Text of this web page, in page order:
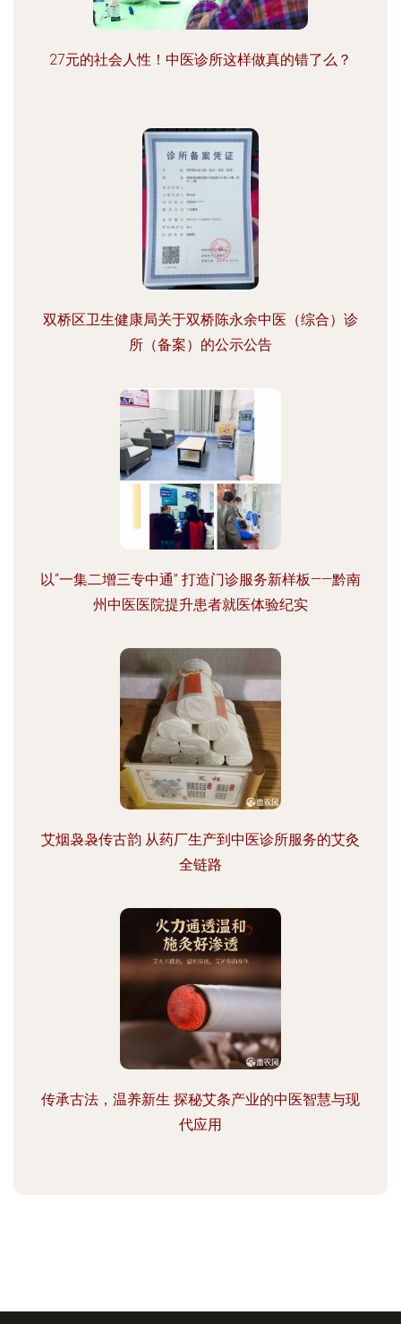
27元的社会人性！中医诊所这样做真的错了么？
双桥区卫生健康局关于双桥陈永余中医（综合）诊
所（备案）的公示公告
以“一集二增三专中通” 打造门诊服务新样板——黔南
州中医医院提升患者就医体验纪实
艾烟袅袅传古韵 从药厂生产到中医诊所服务的艾灸
全链路
传承古法，温养新生 探秘艾条产业的中医智慧与现
代应用